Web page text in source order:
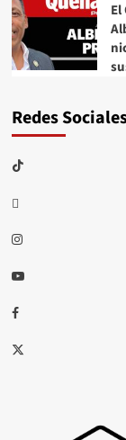
Redes
TikTok
threads
Instagram
Youtube
Facebook
X